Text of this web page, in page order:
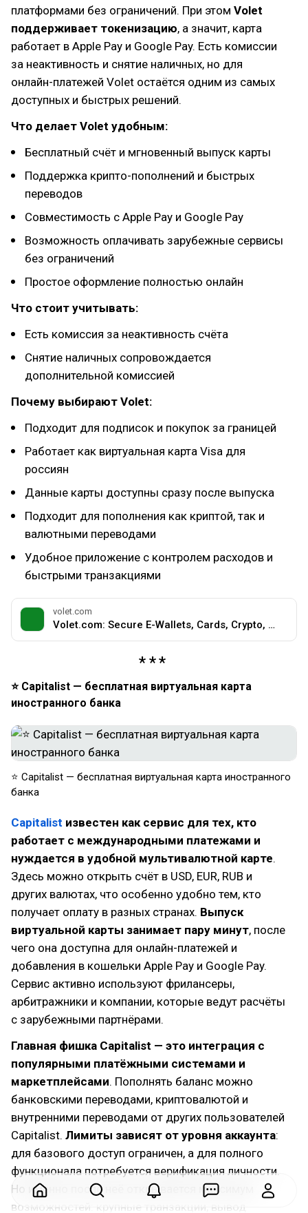
платформами без ограничений. При этом Volet
поддерживает токенизацию, а значит, карта
работает в Apple Pay и Google Pay. Есть комиссии
за неактивность и снятие наличных, но для
онлайн-платежей Volet остаётся одним из самых
доступных и быстрых решений.
Что делает Volet удобным:
Бесплатный счёт и мгновенный выпуск карты
Поддержка крипто-пополнений и быстрых
переводов
Совместимость с Apple Pay и Google Pay
Возможность оплачивать зарубежные сервисы
без ограничений
Простое оформление полностью онлайн
Что стоит учитывать:
Есть комиссия за неактивность счёта
Снятие наличных сопровождается
дополнительной комиссией
Почему выбирают Volet:
Подходит для подписок и покупок за границей
Работает как виртуальная карта Visa для
россиян
Данные карты доступны сразу после выпуска
Подходит для пополнения как криптой, так и
валютными переводами
Удобное приложение с контролем расходов и
быстрыми транзакциями
volet.com
Volet.com: Secure E-Wallets, Cards, Crypto, B2B Payments
⭐ Capitalist — бесплатная виртуальная карта
иностранного банка
⭐ Capitalist — бесплатная виртуальная карта иностранного
банка
Capitalist известен как сервис для тех, кто
работает с международными платежами и
нуждается в удобной мультивалютной карте.
Здесь можно открыть счёт в USD, EUR, RUB и
других валютах, что особенно удобно тем, кто
получает оплату в разных странах. Выпуск
виртуальной карты занимает пару минут, после
чего она доступна для онлайн-платежей и
добавления в кошельки Apple Pay и Google Pay.
Сервис активно используют фрилансеры,
арбитражники и компании, которые ведут расчёты
с зарубежными партнёрами.
Главная фишка Capitalist — это интеграция с
популярными платёжными системами и
маркетплейсами. Пополнять баланс можно
банковскими переводами, криптовалютой и
внутренними переводами от других пользователей
Capitalist. Лимиты зависят от уровня аккаунта:
для базового доступ ограничен, а для полного
функционала потребуется верификация личности.
Но именно после неё открывается максимум
возможностей: крупные транзакции, вывод